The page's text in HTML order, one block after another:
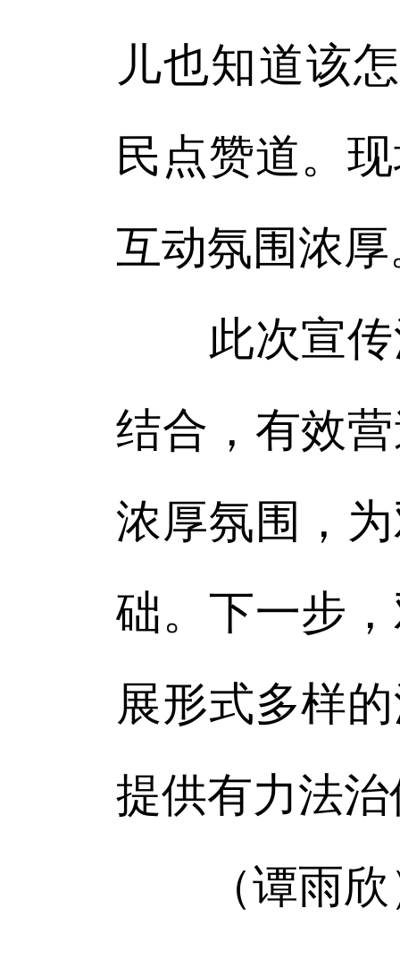
儿也知道该
民点赞道。
互动氛围浓厚
此次宣传
结合，有效
浓厚氛围，
础。下一步
展形式多样
提供有力法
（谭雨欣